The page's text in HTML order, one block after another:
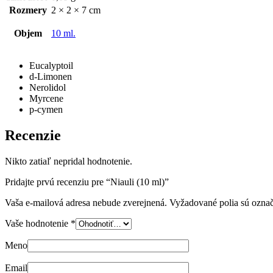
Rozmery 2 × 2 × 7 cm
Objem 10 ml.
Eucalyptoil
d-Limonen
Nerolidol
Myrcene
p-cymen
Recenzie
Nikto zatiaľ nepridal hodnotenie.
Pridajte prvú recenziu pre “Niauli (10 ml)”
Vaša e-mailová adresa nebude zverejnená. Vyžadované polia sú
Vaše hodnotenie *
Meno
Email